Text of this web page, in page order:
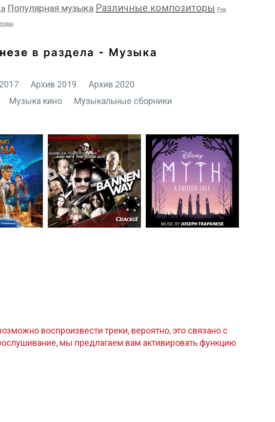
Популярная музыка Различные композиторы Рок
в раздела - Музыка
Архив 2019
Архив 2020
Музыка кино
Музыкальные сборники
воспроизвести треки, вероятно, это связано с
мы предлагаем вам активировать функцию